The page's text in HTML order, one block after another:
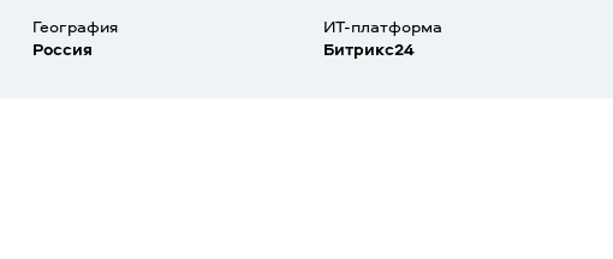
География
Россия
ИТ-платформа
Битрикс24